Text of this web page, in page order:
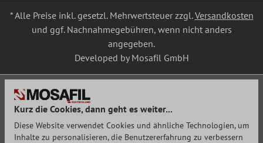
* Alle Preise inkl. gesetzl. Mehrwertsteuer zzgl.Versandkosten
und ggf. Nachnahmegebühren, wenn nicht anders
angegeben.
Developed by Mosafil GmbH
Kurz die Cookies, dann geht es weiter...
Diese Website verwendet Cookies und ähnliche Technologien, um
Inhalte zu personalisieren, die Benutzererfahrung zu verbessern